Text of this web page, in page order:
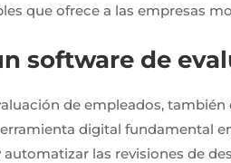
que ofrece a las empresas
software de
de empleados,
digital fundamental
automatizar las revisiones de